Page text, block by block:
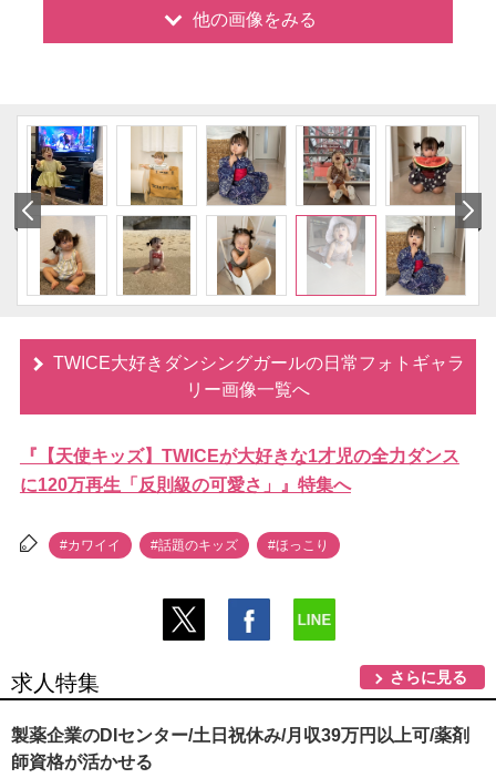
他の画像をみる
TWICE大好きダンシングガールの日常フォトギャラ
リー画像一覧へ
『【天使キッズ】TWICEが大好きな1才児の全力ダンス
に120万再生「反則級の可愛さ」』特集へ
#カワイイ #話題のキッズ #ほっこり
求人特集 さらに見る
製薬企業のDIセンター/土日祝休み/月収39万円以上可/薬剤
師資格が活かせる